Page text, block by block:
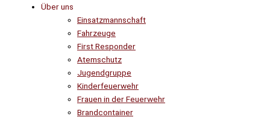
Über uns
Einsatzmannschaft
Fahrzeuge
First Responder
Atemschutz
Jugendgruppe
Kinderfeuerwehr
Frauen in der Feuerwehr
Brandcontainer